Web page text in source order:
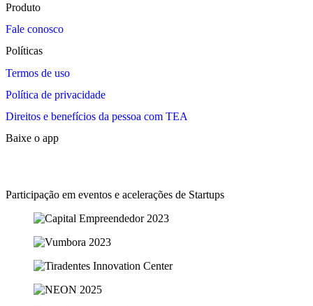
Produto
Fale conosco
Políticas
Termos de uso
Política de privacidade
Direitos e benefícios da pessoa com TEA
Baixe o app
Participação em eventos e acelerações de Startups